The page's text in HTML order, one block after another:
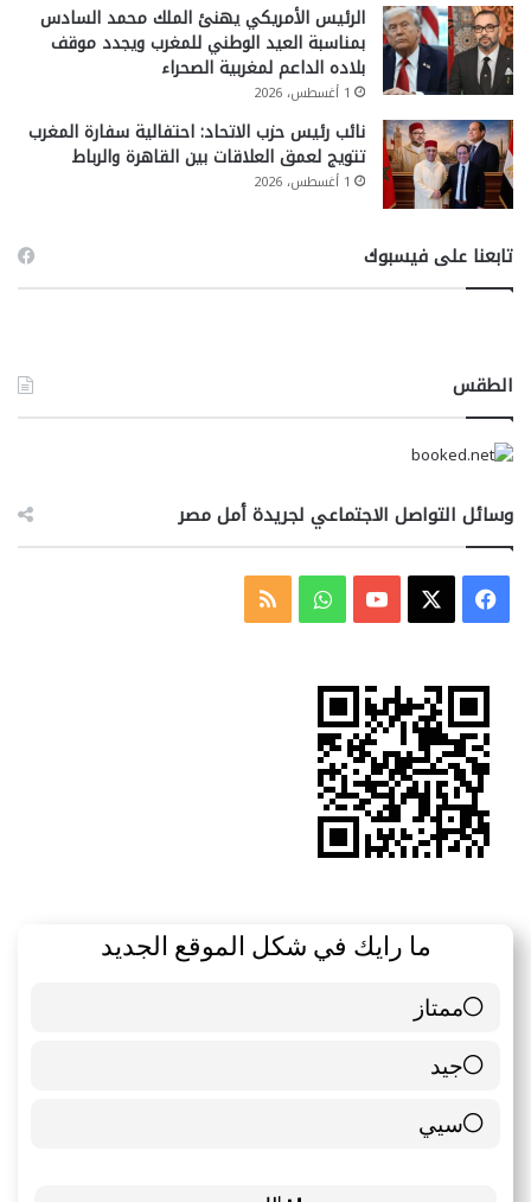
الرئيس الأمريكي يهنئ الملك محمد السادس
بمناسبة العيد الوطني للمغرب ويجدد موقف
بلاده الداعم لمغربية الصحراء
1 أغسطس، 2026
نائب رئيس حزب الاتحاد: احتفالية سفارة المغرب
تتويج لعمق العلاقات بين القاهرة والرباط
1 أغسطس، 2026
تابعنا على فيسبوك
الطقس
وسائل التواصل الاجتماعي لجريدة أمل مصر
فيسبوك ‫YouTubeواتسابملخص
ما رايك في شكل الموقع الجديد
ممتاز
6 ( 85.71 % )
جيد
0 ( 0 % )
سيي
1 ( 14.29 % )